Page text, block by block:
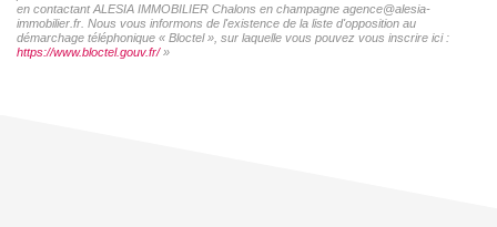
en contactant ALESIA IMMOBILIER Chalons en champagne agence@alesia-
immobilier.fr. Nous vous informons de l'existence de la liste d'opposition au
démarchage téléphonique « Bloctel », sur laquelle vous pouvez vous inscrire ici :
https://www.bloctel.gouv.fr/»